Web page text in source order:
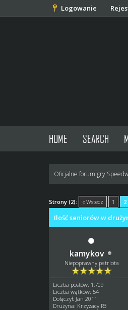
Logowanie
HOME SEARCH
Oficjalne forum gry
Strony (2): « Wstecz 1 2
2 głosów - średnia:
12345
Ilość seniorów w
kamykov
Niepoprawny patriota
Liczba postów: 1,709
Liczba wątków: 54
Dołączył: Jan 2011
Drużyna: Krzyżacy R3